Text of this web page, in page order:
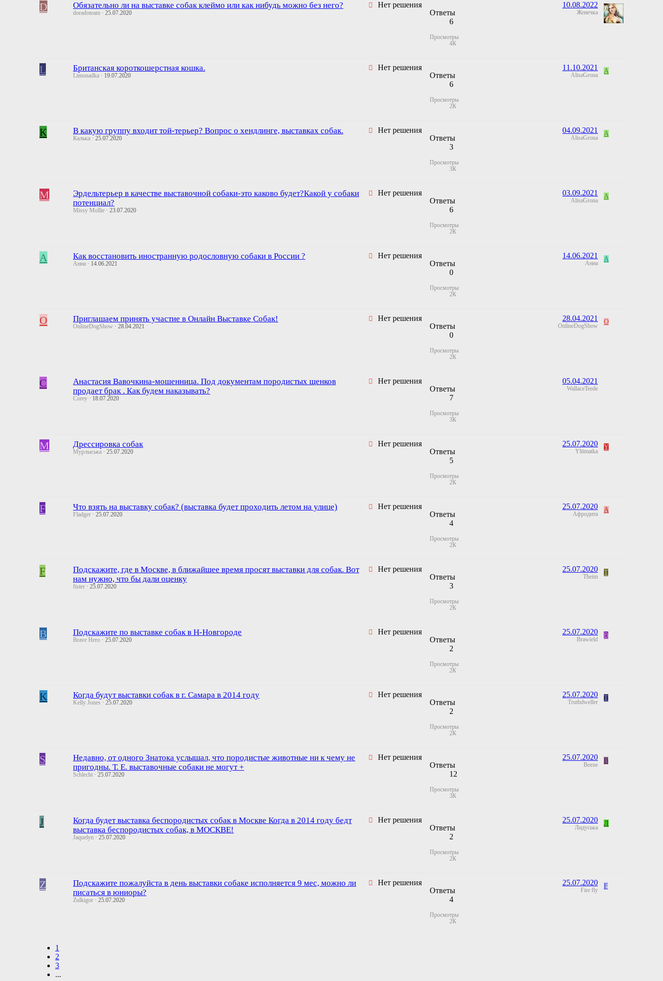
D Нет решения
Обязательно ли на выставке собак клеймо или как нибудь можно без него?
doradoteam 25.07.2020
Ответы
6
Просмотры
4К
10.08.2022
Женечка
L Нет решения
Британская короткошерстная кошка.
Limonadka 19.07.2020
Ответы
6
Просмотры
2К
11.10.2021
AlisaGrona
A
К Нет решения
В какую группу входит той-терьер? Вопрос о хендлинге, выставках собак.
Калька 25.07.2020
Ответы
3
Просмотры
3К
04.09.2021
AlisaGrona
A
M Нет решения
Эрдельтерьер в качестве выставочной собаки-это каково будет?Какой у собаки
потенциал?
Missy Mollie 23.07.2020
Ответы
6
Просмотры
2К
03.09.2021
AlisaGrona
A
А Нет решения
Как восстановить иностранную родословную собаки в России ?
Анна 14.06.2021
Ответы
0
Просмотры
2К
14.06.2021
Анна
А
O Нет решения
Приглашаем принять участие в Онлайн Выставке Собак!
OnlineDogShow 28.04.2021
Ответы
0
Просмотры
2К
28.04.2021
OnlineDogShow
O
C Нет решения
Анастасия Вавочкина-мошенница. Под документам породистых щенков
продает брак . Как будем наказывать?
Corey 18.07.2020
Ответы
7
Просмотры
3К
05.04.2021
WallaceTeede
М Нет решения
Дрессировка собак
Мурлыська 25.07.2020
Ответы
5
Просмотры
2К
25.07.2020
Yltimatka
Y
F Нет решения
Что взять на выставку собак? (выставка будет проходить летом на улице)
Fladger 25.07.2020
Ответы
4
Просмотры
2К
25.07.2020
Афродита
А
F Нет решения
Подскажите, где в Москве, в ближайшее время просят выставки для собак. Вот
нам нужно, что бы дали оценку
fister 25.07.2020
Ответы
3
Просмотры
2К
25.07.2020
Theim
T
B Нет решения
Подскажите по выставке собак в Н-Новгороде
Brave Hero 25.07.2020
Ответы
2
Просмотры
2К
25.07.2020
Brawield
B
K Нет решения
Когда будут выставки собак в г. Самара в 2014 году
Kelly Jones 25.07.2020
Ответы
2
Просмотры
2К
25.07.2020
Truthdweller
T
S Нет решения
Недавно, от одного Знатока услышал, что породистые животные ни к чему не
пригодны. Т. Е. выставочные собаки не могут +
Schlecht 25.07.2020
Ответы
12
Просмотры
3К
25.07.2020
Borne
B
J Нет решения
Когда будет выставка беспородистых собак в Москве Когда в 2014 году бедт
выставка беспородистых собак, в МОСКВЕ!
Jaquelyn 25.07.2020
Ответы
2
Просмотры
2К
25.07.2020
Лидуська
Л
Z Нет решения
Подскажите пожалуйста в день выставки собаке исполняется 9 мес, можно ли
писаться в юниоры?
Zulkigor 25.07.2020
Ответы
4
Просмотры
2К
25.07.2020
Fire fly
F
1
2
3
...